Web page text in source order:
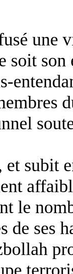
une
soit
subit
le
de ses